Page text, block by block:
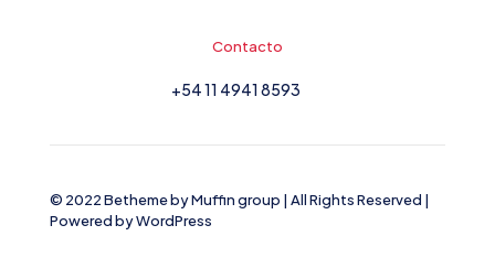
Contacto
+54 11 4941 8593
© 2022 Betheme byMuffin group | All Rights Reserved |
Powered byWordPress